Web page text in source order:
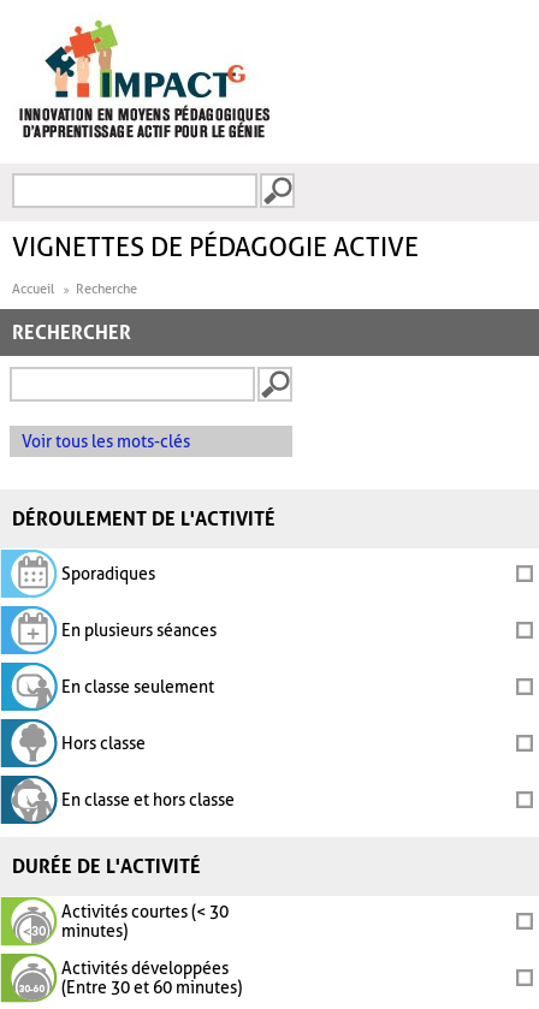
FORMULAIRE DE
VIGNETTES DE PÉDAGOGIE ACTIVE
Accueil Recherche
RECHERCHER
Voir tous les mots-clés
DÉROULEMENT DE L'ACTIVITÉ
Sporadiques
En plusieurs séances
En classe seulement
Hors classe
En classe et hors classe
DURÉE DE L'ACTIVITÉ
Activités courtes (< 30
minutes)
Activités développées
(Entre 30 et 60 minutes)